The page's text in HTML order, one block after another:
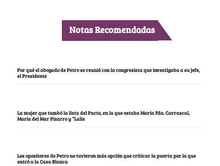
Notas Recomendadas
Por qué el abogado de Petro se reunió con la congresista que investigaba a su jefe,
el Presidente
La mujer que tumbó la lista del Pacto, en la que estaba María Fda. Carrascal,
María del Mar Pizarro y “Lalis
Los opositores de Petro no tuvieron más opción que criticar la puerta por la que
entró a la Casa Blanca